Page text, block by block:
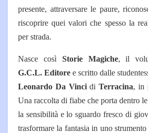
presente, attraversare le paure,
riscoprire quei valori che spesso la
per strada.
Nasce così Storie Magiche, il
G.C.L. Editore e scritto dalle
Leonardo Da Vincidi Terracina, in
Una raccolta di fiabe che porta dentro
la sensibilità e lo sguardo fresco di
trasformare la fantasia in uno